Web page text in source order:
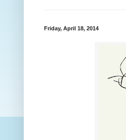
Friday, April 18, 2014